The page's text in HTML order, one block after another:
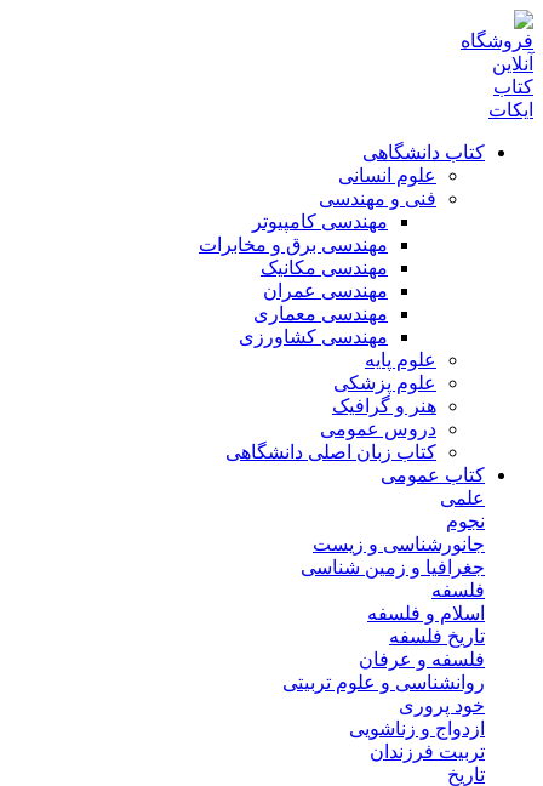
کتاب دانشگاهی
علوم انسانی
فنی و مهندسی
مهندسی کامپیوتر
مهندسی برق و مخابرات
مهندسی مکانیک
مهندسی عمران
مهندسی معماری
مهندسی کشاورزی
علوم پایه
علوم پزشکی
هنر و گرافیک
دروس عمومی
کتاب زبان اصلی دانشگاهی
کتاب عمومی
علمی
نجوم
جانورشناسی و زیست
جغرافیا و زمین شناسی
فلسفه
اسلام و فلسفه
تاریخ فلسفه
فلسفه و عرفان
روانشناسی و علوم تربیتی
خود پروری
ازدواج و زناشویی
تربیت فرزندان
تاریخ